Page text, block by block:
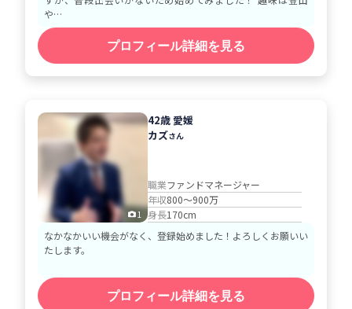
や…
プロフィール詳細を見る
1
42歳 愛媛
カズさん
職業ファンドマネージャー
年収800～900万
身長170cm
なかなかいい機会がなく、登録始めました！よろしくお願いい
たします。
プロフィール詳細を見る